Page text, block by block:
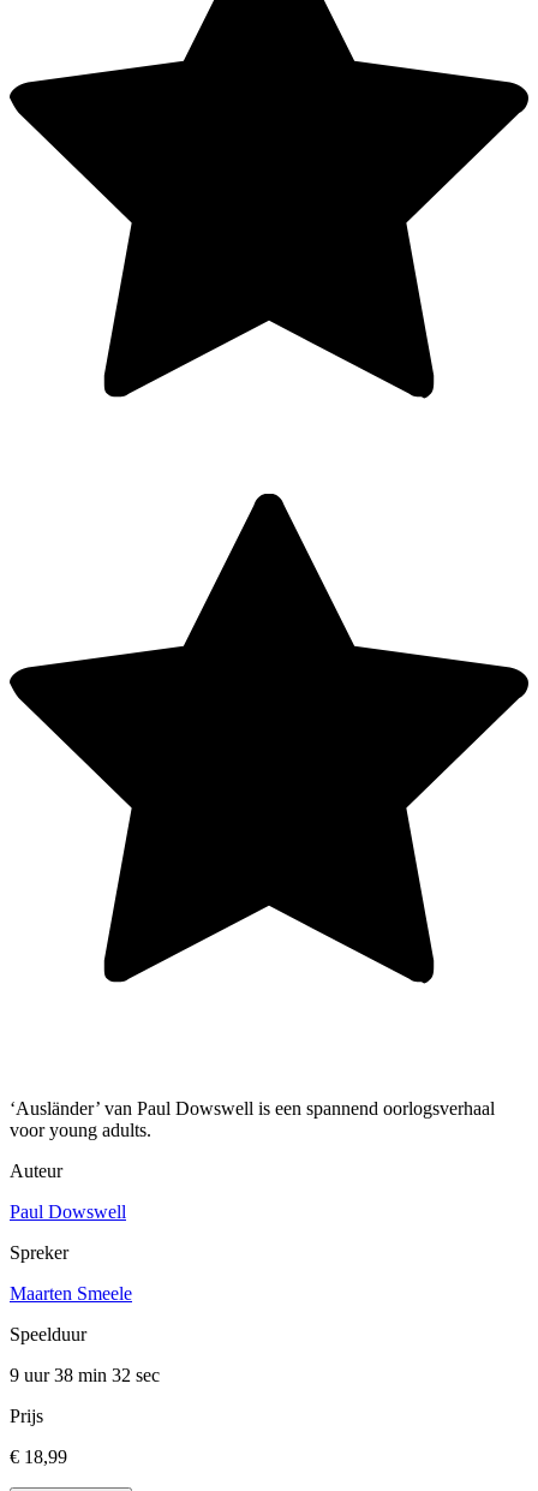
‘Ausländer’ van Paul Dowswell is een spannend oorlogsverhaal
voor young adults.
Auteur
Paul Dowswell
Spreker
Maarten Smeele
Speelduur
9 uur 38 min 32 sec
Prijs
€ 18,99